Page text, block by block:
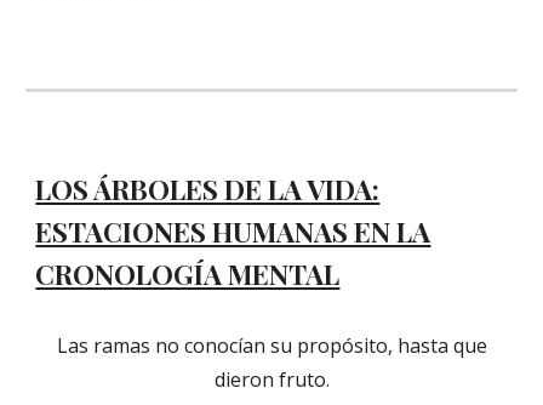
LOS ÁRBOLES DE LA VIDA:
ESTACIONES HUMANAS EN LA
CRONOLOGÍA MENTAL
Las ramas no conocían su propósito, hasta que
dieron fruto.